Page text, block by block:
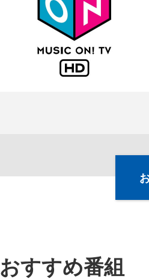
おすすめ番組